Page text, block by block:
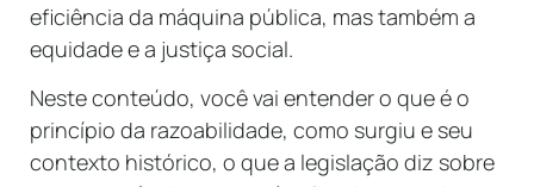
eficiência da máquina pública, mas também a
equidade e a justiça social.
Neste conteúdo, você vai entender o que é o
princípio da razoabilidade, como surgiu e seu
contexto histórico, o que a legislação diz sobre